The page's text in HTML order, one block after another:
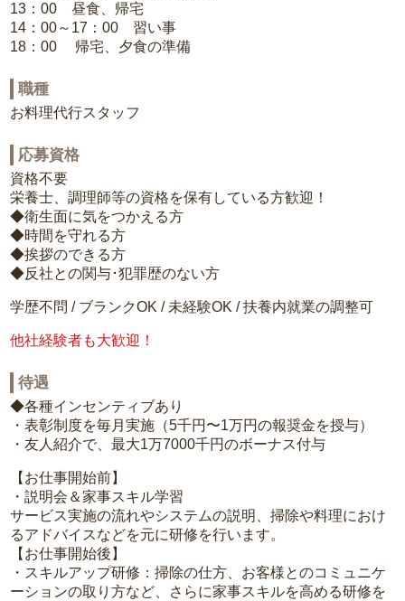
13：00 昼食、帰宅
14：00～17：00 習い事
18：00 帰宅、夕食の準備
職種
お料理代行スタッフ
応募資格
資格不要
栄養士、調理師等の資格を保有している方歓迎！
◆衛生面に気をつかえる方
◆時間を守れる方
◆挨拶のできる方
◆反社との関与･犯罪歴のない方
学歴不問 / ブランクOK / 未経験OK / 扶養内就業の調整可
他社経験者も大歓迎！
待遇
◆各種インセンティブあり
・表彰制度を毎月実施（5千円〜1万円の報奨金を授与）
・友人紹介で、最大1万7000千円のボーナス付与
【お仕事開始前】
・説明会＆家事スキル学習
サービス実施の流れやシステムの説明、掃除や料理におけ
るアドバイスなどを元に研修を行います。
【お仕事開始後】
・スキルアップ研修：掃除の仕方、お客様とのコミュニケ
ーションの取り方など、さらに家事スキルを高める研修を